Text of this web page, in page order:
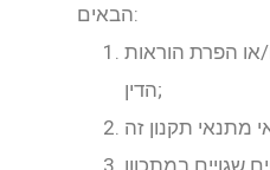
הבאים:
או הפרת הוראות
הדין;